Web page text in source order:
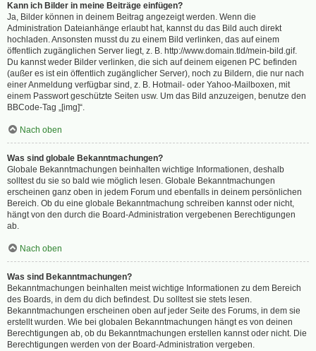
Kann ich Bilder in meine Beiträge einfügen?
Ja, Bilder können in deinem Beitrag angezeigt werden. Wenn die
Administration Dateianhänge erlaubt hat, kannst du das Bild auch direkt
hochladen. Ansonsten musst du zu einem Bild verlinken, das auf einem
öffentlich zugänglichen Server liegt, z. B. http://www.domain.tld/mein-bild.gif.
Du kannst weder Bilder verlinken, die sich auf deinem eigenen PC befinden
(außer es ist ein öffentlich zugänglicher Server), noch zu Bildern, die nur nach
einer Anmeldung verfügbar sind, z. B. Hotmail- oder Yahoo-Mailboxen, mit
einem Passwort geschützte Seiten usw. Um das Bild anzuzeigen, benutze den
BBCode-Tag „[img]“.
Nach oben
Was sind globale Bekanntmachungen?
Globale Bekanntmachungen beinhalten wichtige Informationen, deshalb
solltest du sie so bald wie möglich lesen. Globale Bekanntmachungen
erscheinen ganz oben in jedem Forum und ebenfalls in deinem persönlichen
Bereich. Ob du eine globale Bekanntmachung schreiben kannst oder nicht,
hängt von den durch die Board-Administration vergebenen Berechtigungen
ab.
Nach oben
Was sind Bekanntmachungen?
Bekanntmachungen beinhalten meist wichtige Informationen zu dem Bereich
des Boards, in dem du dich befindest. Du solltest sie stets lesen.
Bekanntmachungen erscheinen oben auf jeder Seite des Forums, in dem sie
erstellt wurden. Wie bei globalen Bekanntmachungen hängt es von deinen
Berechtigungen ab, ob du Bekanntmachungen erstellen kannst oder nicht. Die
Berechtigungen werden von der Board-Administration vergeben.